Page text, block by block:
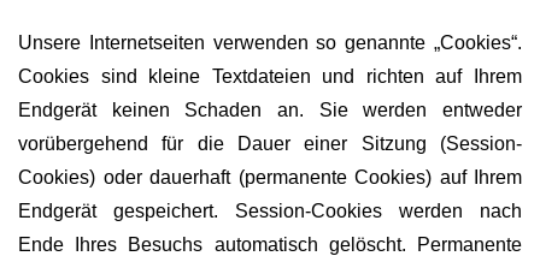
Unsere Internetseiten verwenden so genannte „Cookies“.
Cookies sind kleine Textdateien und richten auf Ihrem
Endgerät keinen Schaden an. Sie werden entweder
vorübergehend für die Dauer einer Sitzung (Session-
Cookies) oder dauerhaft (permanente Cookies) auf Ihrem
Endgerät gespeichert. Session-Cookies werden nach
Ende Ihres Besuchs automatisch gelöscht. Permanente